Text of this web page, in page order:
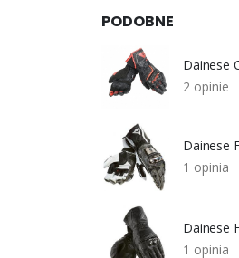
PODOBNE
Dainese
2 opinie
Dainese
1 opinia
Dainese
1 opinia